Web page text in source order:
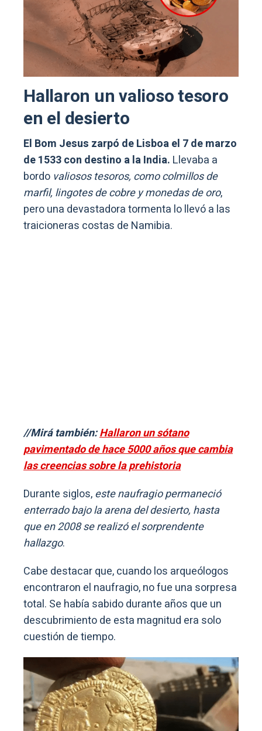
Hallaron un valioso tesoro
en el desierto
El Bom Jesus zarpó de Lisboa el 7 de marzo
de 1533 con destino a la India. Llevaba a
bordo valiosos tesoros, como colmillos de
marfil, lingotes de cobre y monedas de oro,
pero una devastadora tormenta lo llevó a las
traicioneras costas de Namibia.
//Mirá también:Hallaron un sótano
pavimentado de hace 5000 años que cambia
las creencias sobre la prehistoria
Durante siglos,este naufragio permaneció
enterrado bajo la arena del desierto, hasta
que en 2008 se realizó el sorprendente
hallazgo.
Cabe destacar que, cuando los arqueólogos
encontraron el naufragio, no fue una sorpresa
total. Se había sabido durante años que un
descubrimiento de esta magnitud era solo
cuestión de tiempo.